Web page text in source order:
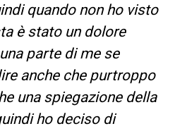
quando non ho visto
è stato un dolore
parte di me se
anche che purtroppo
una spiegazione della
ho deciso di